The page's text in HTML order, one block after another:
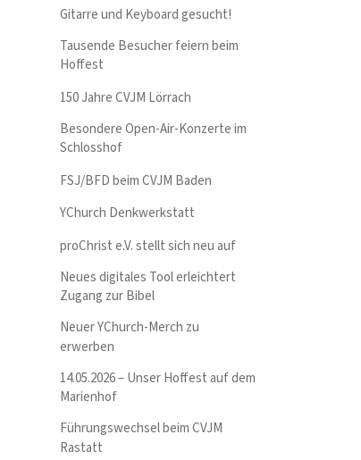
Gitarre und Keyboard gesucht!
Tausende Besucher feiern beim
Hoffest
150 Jahre CVJM Lörrach
Besondere Open-Air-Konzerte im
Schlosshof
FSJ/BFD beim CVJM Baden
YChurch Denkwerkstatt
proChrist e.V. stellt sich neu auf
Neues digitales Tool erleichtert
Zugang zur Bibel
Neuer YChurch-Merch zu
erwerben
14.05.2026 – Unser Hoffest auf dem
Marienhof
Führungswechsel beim CVJM
Rastatt